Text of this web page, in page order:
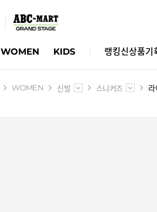
WOMEN KIDS 랭킹신상품기
WOMEN 신발 스니커즈